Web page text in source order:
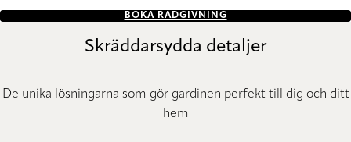
BOKA RÅDGIVNING
Skräddarsydda detaljer
De unika lösningarna som gör gardinen perfekt till dig och ditt
hem